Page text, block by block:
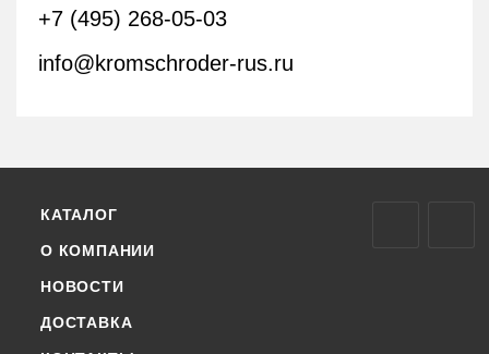
+7 (495) 268-05-03
info@kromschroder-rus.ru
КАТАЛОГ
О КОМПАНИИ
НОВОСТИ
ДОСТАВКА